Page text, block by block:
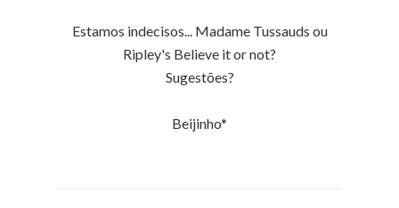
Estamos indecisos... Madame Tussauds ou
Ripley's Believe it or not?
Sugestões?
Beijinho*